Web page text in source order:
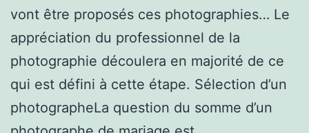
vont être proposés ces photographies… Le
appréciation du professionnel de la
photographie découlera en majorité de ce
qui est défini à cette étape. Sélection d’un
photographeLa question du somme d’un